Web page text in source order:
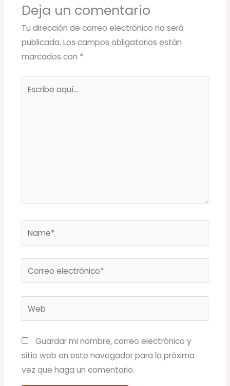
Deja un comentario
Tu dirección de correo electrónico no será
publicada. Los campos obligatorios están
marcados con *
Guardar mi nombre, correo electrónico y
sitio web en este navegador para la próxima
vez que haga un comentario.